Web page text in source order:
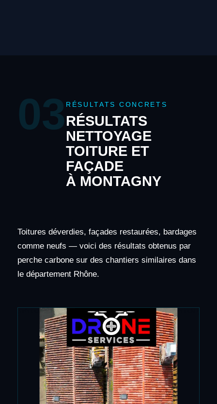
03 RÉSULTATS CONCRETS
RÉSULTATS
NETTOYAGE
TOITURE ET
FAÇADE
À MONTAGNY
Toitures déverdies, façades restaurées, bardages
comme neufs — voici des résultats obtenus par
perche carbone sur des chantiers similaires dans
le département Rhône.